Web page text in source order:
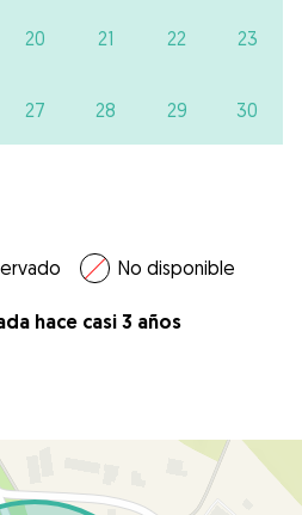
20 21 22 23
27 28 29 30
No disponible
hace casi 3 años